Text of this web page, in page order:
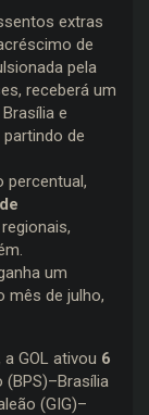
extras
de
pela
receberá um
e
de
percentual,
um
mês de julho,
GOL ativou 6
(BPS)–Brasília
(GIG)–